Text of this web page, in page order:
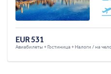
EUR 531
Авиабилеты + Гостиница + Налоги / на